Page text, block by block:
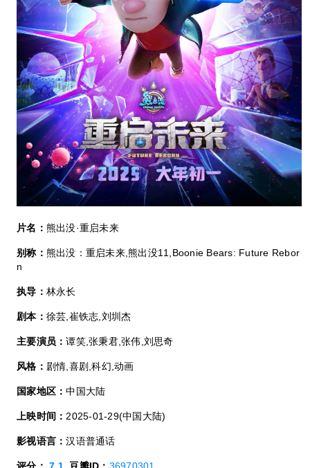
片名： 熊出没·重启未来
别称： 熊出没：重启未来,熊出没11,Boonie Bears: Future Rebor
n
执导： 林永长
剧本： 徐芸,崔铁志,刘圳杰
主要演员：谭笑,张秉君,张伟,刘思奇
风格： 剧情,喜剧,科幻,动画
国家地区：中国大陆
上映时间：2025-01-29(中国大陆)
影视语言：汉语普通话